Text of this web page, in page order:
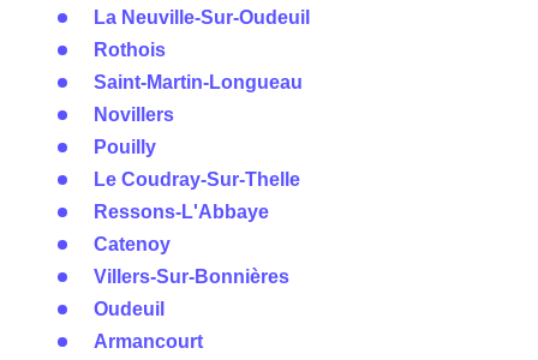
La Neuville-Sur-Oudeuil
Rothois
Saint-Martin-Longueau
Novillers
Pouilly
Le Coudray-Sur-Thelle
Ressons-L'Abbaye
Catenoy
Villers-Sur-Bonnières
Oudeuil
Armancourt